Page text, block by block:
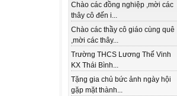
Chào các đồng nghiệp ,mời các
thây cô đến i...
Chào các thầy cô giáo cùng quê
,mời các thây...
Trường THCS Lương Thế Vinh
KX Thái Bình...
Tặng gia chủ bức ảnh ngày hội
gặp mặt thành...